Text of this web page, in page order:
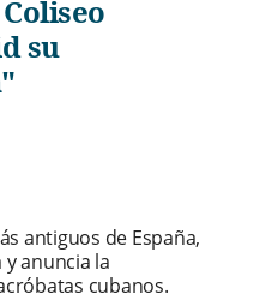
su
antiguos de España,
y anuncia la
cubanos.